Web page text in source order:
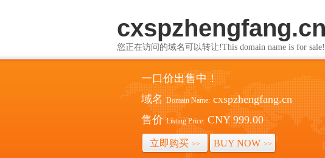
cxspzhengfang.cn
您正在访问的域名可以转让!This domain name is for sale!
一口价出售中！
域名 Domain Name: cxspzhengfang.cn
售价 Listing Price: CNY 999.00
立即购买 >> BUY NOW >>